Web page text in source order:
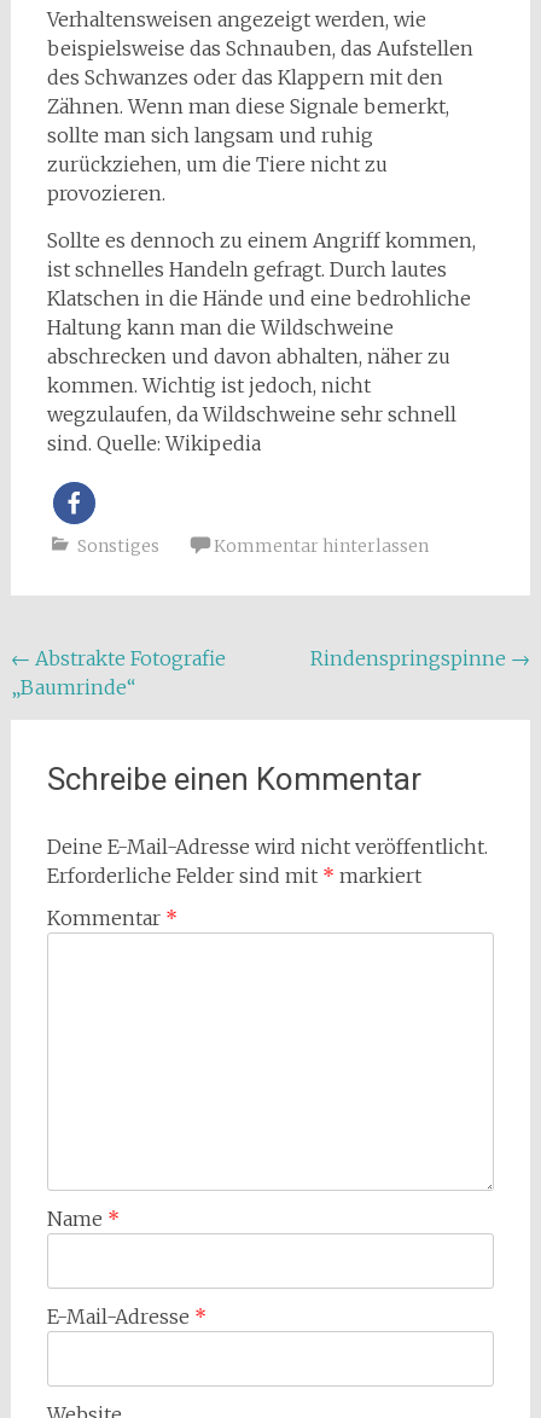
Verhaltensweisen angezeigt werden, wie
beispielsweise das Schnauben, das Aufstellen
des Schwanzes oder das Klappern mit den
Zähnen. Wenn man diese Signale bemerkt,
sollte man sich langsam und ruhig
zurückziehen, um die Tiere nicht zu
provozieren.
Sollte es dennoch zu einem Angriff kommen,
ist schnelles Handeln gefragt. Durch lautes
Klatschen in die Hände und eine bedrohliche
Haltung kann man die Wildschweine
abschrecken und davon abhalten, näher zu
kommen. Wichtig ist jedoch, nicht
wegzulaufen, da Wildschweine sehr schnell
sind. Quelle: Wikipedia
Sonstiges Kommentar hinterlassen
Beitragsnavigation
← Abstrakte Fotografie
„Baumrinde“
Rindenspringspinne →
Schreibe einen Kommentar
Deine E-Mail-Adresse wird nicht veröffentlicht.
Erforderliche Felder sind mit * markiert
Kommentar *
Name *
E-Mail-Adresse *